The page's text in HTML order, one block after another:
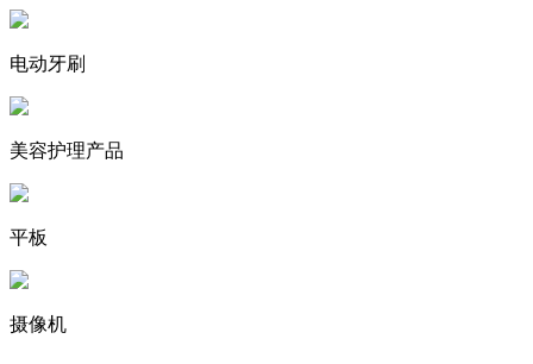
电动牙刷
美容护理产品
平板
摄像机